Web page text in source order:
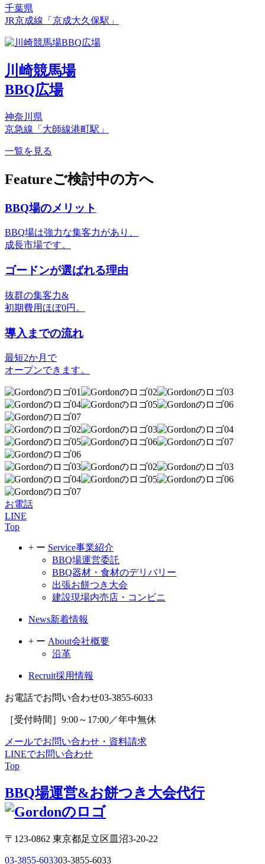
千葉県
JR京成線「京成大久保駅」
川崎競馬場
BBQ広場
神奈川県
京急線「大師線港町駅」
一覧を見る
Featureご検討中の方へ
BBQ場のメリット
BBQ場は強力な集客力があり、
成長市場です。
ゴードンが選ばれる理由
抜群の集客力&
初期費用ほぼ0円。
導入までの流れ
最短2か月で
オープンできます。
お電話
LINE
Top
+ ー Service事業紹介
BBQ場運営委託
BBQ器材・食材のデリバリー
出張お餅つき大会
建設現場内売店・コンビニ
News新着情報
+ ー About会社概要
沿革
Recruit採用情報
お電話でお問い合わせ03-3855-6033
［受付時間］9:00～17:00／年中無休
メールでお問い合わせ・資料請求
LINEでお問い合わせ
Top
BBQ場運営&お餅つき大会代行
〒123-0862 東京都足立区皿沼3-20-22
03-3855-603303-3855-6033